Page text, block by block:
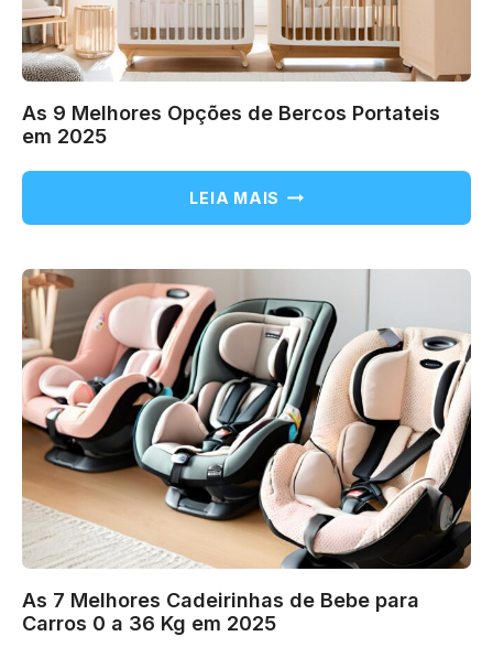
As 9 Melhores Opções de Bercos Portateis
em 2025
LEIA MAIS AS
OPÇÕES
BERCOS
PORTATEIS
EM
2025
As 7 Melhores Cadeirinhas de Bebe para
Carros 0 a 36 Kg em 2025